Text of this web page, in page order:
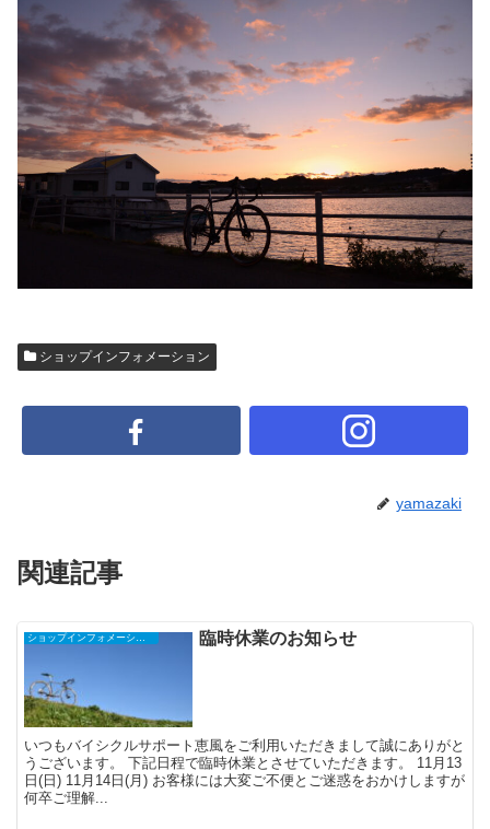
ショップインフォメーション
yamazaki
関連記事
ショップインフォメーション 臨時休業のお知らせ
いつもバイシクルサポート恵風をご利用いただきまして誠にありがと
うございます。 下記日程で臨時休業とさせていただきます。 11月13
日(日) 11月14日(月) お客様には大変ご不便とご迷惑をおかけしますが
何卒ご理解...